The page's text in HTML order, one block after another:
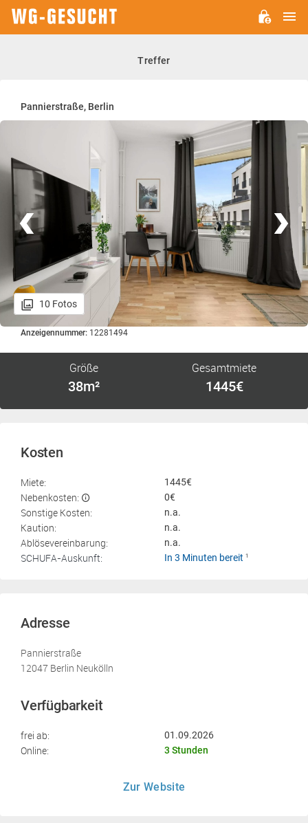
Treffer
Pannierstraße, Berlin
10 Fotos
Anzeigennummer: 12281494
Größe
38m²
Gesamtmiete
1445€
Kosten
Miete: 1445€
Nebenkosten: 0€
Sonstige Kosten: n.a.
Kaution: n.a.
Ablösevereinbarung: n.a.
SCHUFA-Auskunft: In 3 Minuten bereit 1
Adresse
Pannierstraße
12047 Berlin Neukölln
Verfügbarkeit
frei ab: 01.09.2026
Online: 3 Stunden
Zur Website